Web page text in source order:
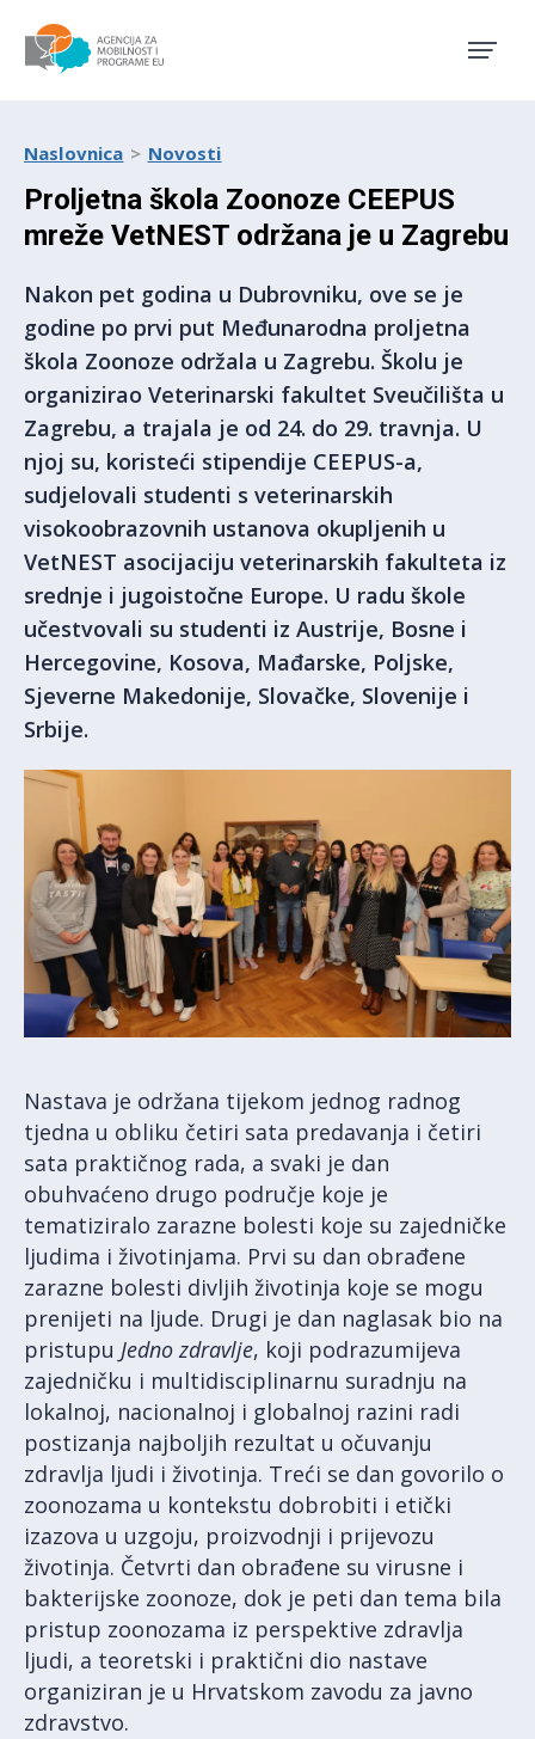
Naslovnica Novosti
Proljetna škola Zoonoze CEEPUS
mreže VetNEST održana je u Zagrebu
Nakon pet godina u Dubrovniku, ove se je
godine po prvi put Međunarodna proljetna
škola Zoonoze održala u Zagrebu. Školu je
organizirao Veterinarski fakultet Sveučilišta u
Zagrebu, a trajala je od 24. do 29. travnja. U
njoj su, koristeći stipendije CEEPUS-a,
sudjelovali studenti s veterinarskih
visokoobrazovnih ustanova okupljenih u
VetNEST asocijaciju veterinarskih fakulteta iz
srednje i jugoistočne Europe. U radu škole
učestvovali su studenti iz Austrije, Bosne i
Hercegovine, Kosova, Mađarske, Poljske,
Sjeverne Makedonije, Slovačke, Slovenije i
Srbije.
Nastava je održana tijekom jednog radnog
tjedna u obliku četiri sata predavanja i četiri
sata praktičnog rada, a svaki je dan
obuhvaćeno drugo područje koje je
tematiziralo zarazne bolesti koje su zajedničke
ljudima i životinjama. Prvi su dan obrađene
zarazne bolesti divljih životinja koje se mogu
prenijeti na ljude. Drugi je dan naglasak bio na
pristupu Jedno zdravlje, koji podrazumijeva
zajedničku i multidisciplinarnu suradnju na
lokalnoj, nacionalnoj i globalnoj razini radi
postizanja najboljih rezultat u očuvanju
zdravlja ljudi i životinja. Treći se dan govorilo o
zoonozama u kontekstu dobrobiti i etički
izazova u uzgoju, proizvodnji i prijevozu
životinja. Četvrti dan obrađene su virusne i
bakterijske zoonoze, dok je peti dan tema bila
pristup zoonozama iz perspektive zdravlja
ljudi, a teoretski i praktični dio nastave
organiziran je u Hrvatskom zavodu za javno
zdravstvo.